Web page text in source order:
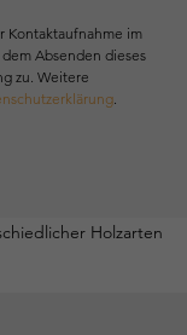
Kontaktaufnahme im
Absenden dieses
zu. Weitere
.